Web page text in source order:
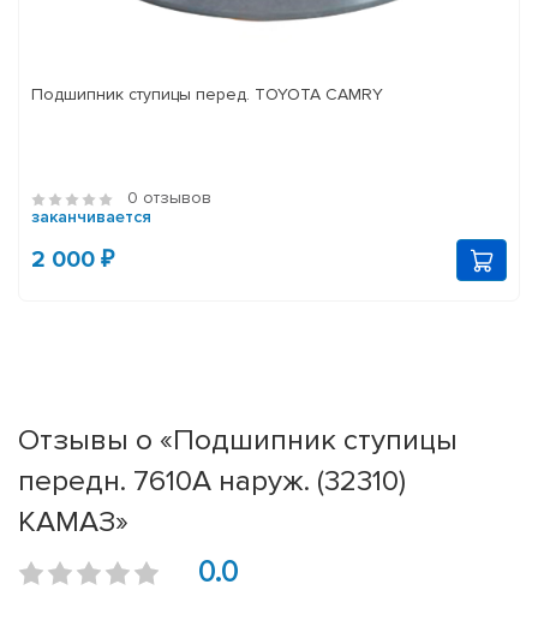
Подшипник ступицы перед. TOYOTA CAMRY
0 отзывов
заканчивается
2 000 ₽
Отзывы о «Подшипник ступицы
передн. 7610А наруж. (32310)
КАМАЗ»
0.0